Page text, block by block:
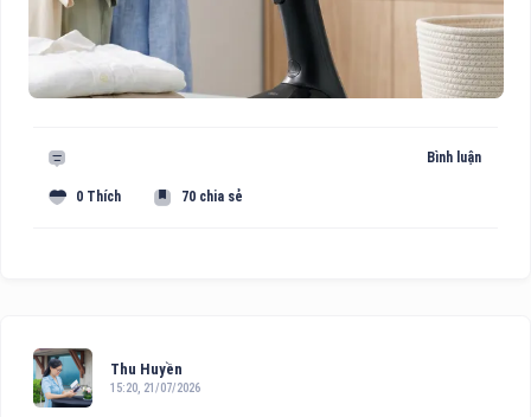
Bình luận
0 Thích 70 chia sẻ
Thu Huyền
15:20, 21/07/2026